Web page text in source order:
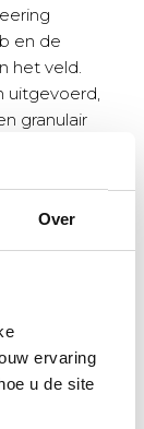
Over
ervaring
u de site
en de
het veld.
uitgevoerd,
granulair
is
De
het veld.